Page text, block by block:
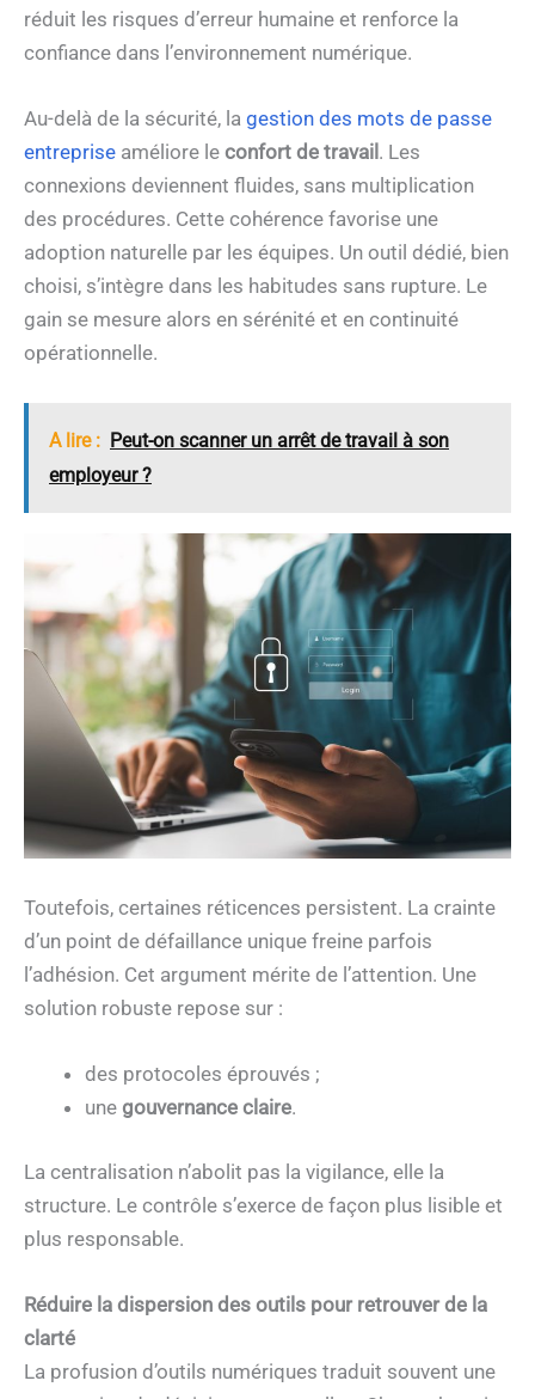
réduit les risques d’erreur humaine et renforce la
confiance dans l’environnement numérique.
Au-delà de la sécurité, la gestion des mots de passe
entreprise améliore le confort de travail . Les
connexions deviennent fluides, sans multiplication
des procédures. Cette cohérence favorise une
adoption naturelle par les équipes. Un outil dédié, bien
choisi, s’intègre dans les habitudes sans rupture. Le
gain se mesure alors en sérénité et en continuité
opérationnelle.
A lire : Peut-on scanner un arrêt de travail à son
employeur ?
Toutefois, certaines réticences persistent. La crainte
d’un point de défaillance unique freine parfois
l’adhésion. Cet argument mérite de l’attention. Une
solution robuste repose sur :
des protocoles éprouvés ;
une gouvernance claire.
La centralisation n’abolit pas la vigilance, elle la
structure. Le contrôle s’exerce de façon plus lisible et
plus responsable.
Réduire la dispersion des outils pour retrouver de la
clarté
La profusion d’outils numériques traduit souvent une